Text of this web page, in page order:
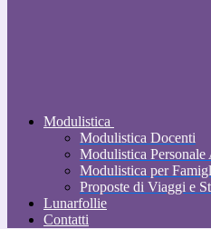
Modulistica
Modulistica Docenti
Modulistica Personale
Modulistica per
Proposte di Viaggi e
Lunarfollie
Contatti